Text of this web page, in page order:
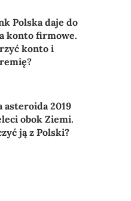
Polska daje do
konto firmowe.
konto i
asteroida 2019
obok Ziemi.
ją z Polski?